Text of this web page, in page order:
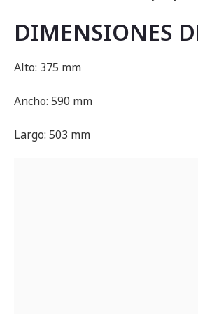
DIMENSIONES
Alto: 375 mm
Ancho: 590 mm
Largo: 503 mm